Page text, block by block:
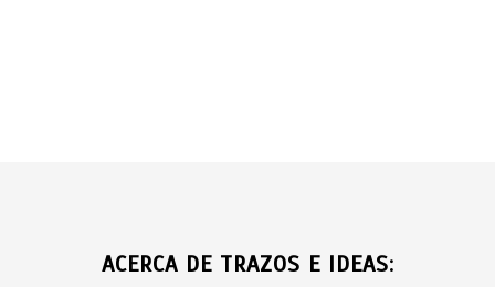
ACERCA DE TRAZOS E IDEAS: